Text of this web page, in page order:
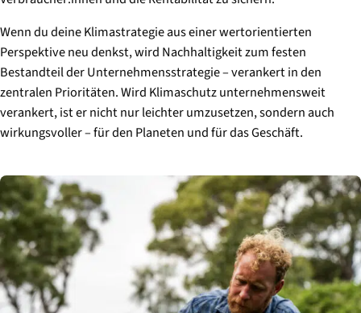
Wenn du deine Klimastrategie aus einer wertorientierten
Perspektive neu denkst, wird Nachhaltigkeit zum festen
Bestandteil der Unternehmensstrategie – verankert in den
zentralen Prioritäten. Wird Klimaschutz unternehmensweit
verankert, ist er nicht nur leichter umzusetzen, sondern auch
wirkungsvoller – für den Planeten und für das Geschäft.